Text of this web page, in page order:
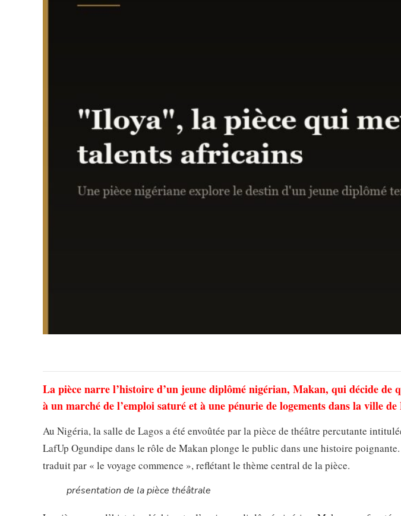
La pièce narre l’histoire d’un jeune diplômé nigérian, Makan, qui décide de
à un marché de l’emploi saturé et à une pénurie de logements dans la ville de
Au Nigéria, la salle de Lagos a été envoûtée par la pièce de théâtre percutante
LafUp Ogundipe dans le rôle de Makan plonge le public dans une histoire
traduit par « le voyage commence », reflétant le thème central de la pièce.
présentation de la pièce théâtrale